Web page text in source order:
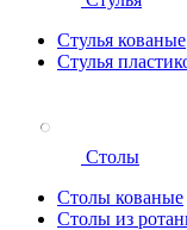
Стулья кованые
Стулья
Столы
Столы кованые
Столы из